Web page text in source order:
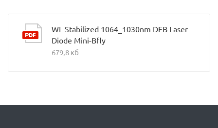
WL Stabilized 1064_1030nm DFB Laser
Diode Mini-Bfly
679,8 кб